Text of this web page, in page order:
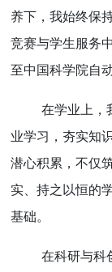
养下，我始终保
竞赛与学生服务
至中国科学院自
在学业上，
业学习，夯实知
潜心积累，不仅
实、持之以恒的
基础。
在科研与科